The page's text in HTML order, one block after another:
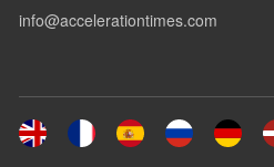
info@accelerationtimes.com